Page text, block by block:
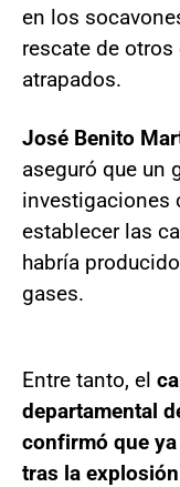
en los
rescate de
atrapados.
José Benito
aseguró que un
investigaciones
establecer las
habría
gases.
Entre tanto, el
departamental
confirmó que
tras la